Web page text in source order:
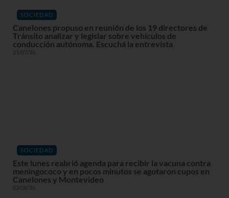
SOCIEDAD
Canelones propuso en reunión de los 19 directores de
Tránsito analizar y legislar sobre vehículos de
conducción autónoma. Escuchá la entrevista
31/07/26
SOCIEDAD
Este lunes reabrió agenda para recibir la vacuna contra
meningococo y en pocos minutos se agotaron cupos en
Canelones y Montevideo
03/08/26